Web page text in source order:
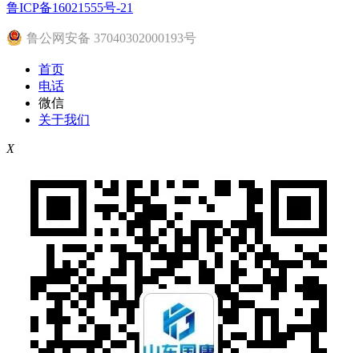
鲁ICP备16021555号-21
鲁公网安备 37040302000193号
首页
电话
微信
关于我们
X